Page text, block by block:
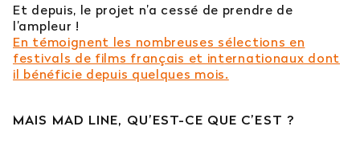
Et depuis, le projet n’a cessé de prendre de
l’ampleur !
En témoignent les nombreuses sélections en
festivals de films français et internationaux dont
il bénéficie depuis quelques mois.
MAIS MAD LINE, QU’EST-CE QUE C’EST ?
Afficher plus
pas votre réponse ?